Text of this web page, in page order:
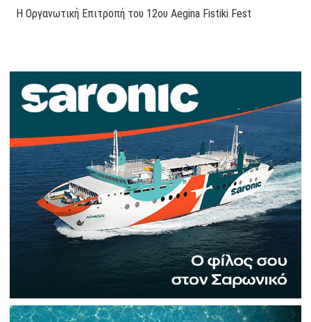
Η Οργανωτική Επιτροπή του 12ου Aegina Fistiki Fest